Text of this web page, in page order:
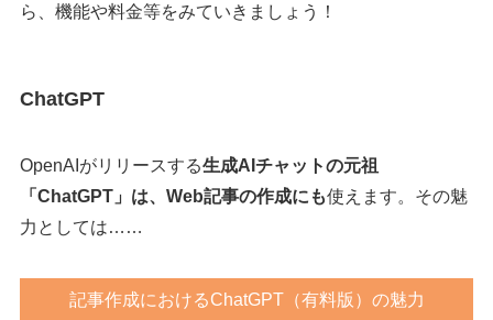
ら、機能や料金等をみていきましょう！
ChatGPT
OpenAIがリリースする生成AIチャットの元祖
「ChatGPT」は、Web記事の作成にも使えます。その魅
力としては……
記事作成におけるChatGPT（有料版）の魅力